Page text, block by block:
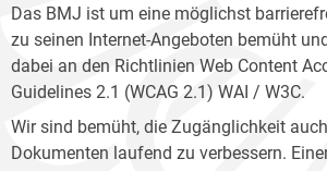
Das BMJ ist um eine möglichst
zu seinen Internet-Angeboten bemüht
dabei an den Richtlinien Web Content
Guidelines 2.1 (WCAG 2.1) WAI / W3C.
Wir sind bemüht, die Zugänglichkeit
Dokumenten laufend zu verbessern.